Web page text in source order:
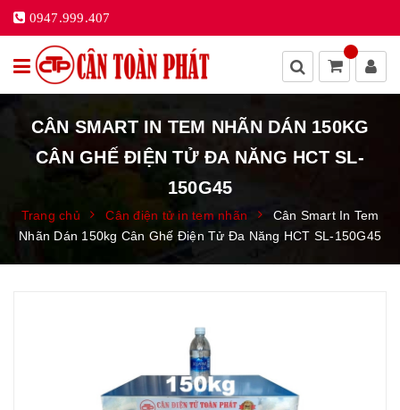
0947.999.407
CÂN SMART IN TEM NHÃN DÁN 150KG
CÂN GHẾ ĐIỆN TỬ ĐA NĂNG HCT SL-
150G45
Trang chủ Cân điện tử in tem nhãn
Cân Smart In Tem
Nhãn Dán 150kg Cân Ghế Điện Tử Đa Năng HCT SL-150G45